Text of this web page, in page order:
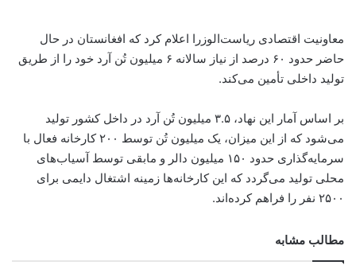
معاونیت اقتصادی ریاست‌الوزرا اعلام کرد که افغانستان در حال
حاضر حدود ۶۰ درصد از نیاز سالانه ۶ میلیون تُن آرد خود را از طریق
تولید داخلی تأمین می‌کند.
بر اساس آمار این نهاد، ۳.۵ میلیون تُن آرد در داخل کشور تولید
می‌شود که از این میزان، یک میلیون تُن توسط ۲۰۰ کارخانه فعال با
سرمایه‌گذاری حدود ۱۵۰ میلیون دالر و مابقی توسط آسیاب‌های
محلی تولید می‌گردد که این کارخانه‌ها زمینه اشتغال دایمی برای
۲۵۰۰ نفر را فراهم کرده‌اند.
مطالب مشابه